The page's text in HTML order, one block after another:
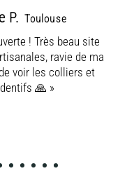
P. Toulouse
! Très beau site
ravie de ma
voir les colliers et
🙏 »